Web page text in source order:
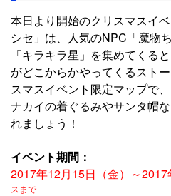
本日より開始のクリスマスイ
シセ」は、人気のNPC「魔物
「キラキラ星」を集めてくる
がどこからかやってくるスト
スマスイベント限定マップで
ナカイの着ぐるみやサンタ帽
れましょう！
イベント期間：
2017年12月15日（金）～2017
スまで